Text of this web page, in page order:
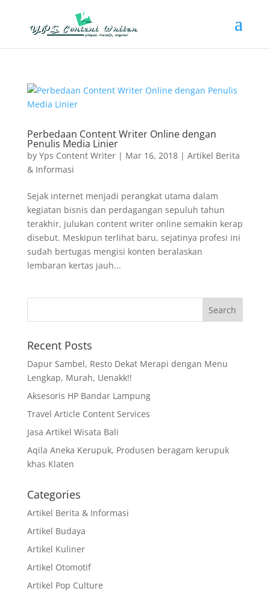
Perbedaan Content Writer Online dengan
Penulis Media Linier
by Yps Content Writer| Mar 16, 2018| Artikel Berita
& Informasi
Sejak internet menjadi perangkat utama dalam
kegiatan bisnis dan perdagangan sepuluh tahun
terakhir, julukan content writer online semakin kerap
disebut. Meskipun terlihat baru, sejatinya profesi ini
sudah bertugas mengisi konten beralaskan
lembaran kertas jauh...
Recent Posts
Dapur Sambel, Resto Dekat Merapi dengan Menu
Lengkap, Murah, Uenakk!!
Aksesoris HP Bandar Lampung
Travel Article Content Services
Jasa Artikel Wisata Bali
Aqila Aneka Kerupuk, Produsen beragam kerupuk
khas Klaten
Categories
Artikel Berita & Informasi
Artikel Budaya
Artikel Kuliner
Artikel Otomotif
Artikel Pop Culture